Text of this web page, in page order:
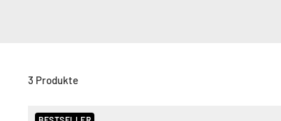
3 Produkte